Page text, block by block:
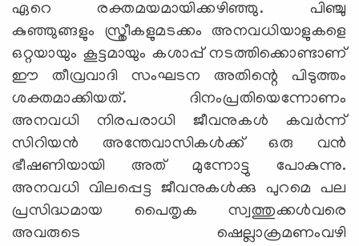
ഏറെ രക്തമയമായിക്കഴിഞ്ഞു. പിഞ്ചു
കുഞ്ഞുങ്ങളും സ്ത്രീകളുമടക്കം അനവധിയാളുകളെ
ഒറ്റയായും കൂട്ടമായും കശാപ്പ് നടത്തിക്കൊണ്ടാണ്
ഈ തീവ്രവാദി സംഘടന അതിന്റെ പിടുത്തം
ശക്തമാക്കിയത്. ദിനംപ്രതിയെന്നോണം
അനവധി നിരപരാധി ജീവനുകള്‍ കവര്‍ന്ന്
സിറിയന്‍ അന്തേവാസികള്‍ക്ക് ഒരു വന്‍
ഭീഷണിയായി അത് മുന്നോട്ടു പോകുന്നു.
അനവധി വിലപ്പെട്ട ജീവനുകള്‍ക്കു പുറമെ പല
പ്രസിദ്ധമായ പൈതൃക സ്വത്തുക്കള്‍വരെ
അവരുടെ ഷെല്ലാക്രമണംവഴി